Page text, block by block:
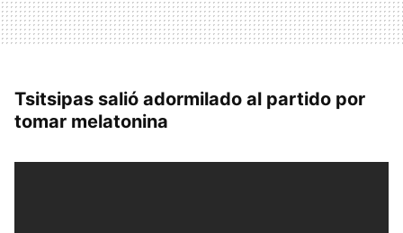
Tsitsipas salió adormilado al partido por
tomar melatonina